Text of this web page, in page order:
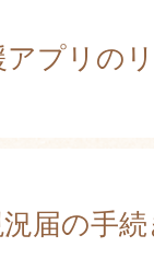
プリの
況届の手